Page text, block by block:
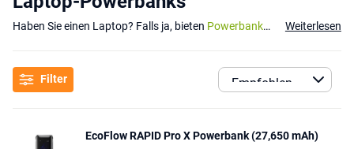
Haben Sie einen Laptop? Falls ja, bieten Powerbanks für Laptops eine
Powerbank für Laptop und Handy
Weiterlesen
Filter
EcoFlow RAPID Pro X Powerbank (27,650 mAh)